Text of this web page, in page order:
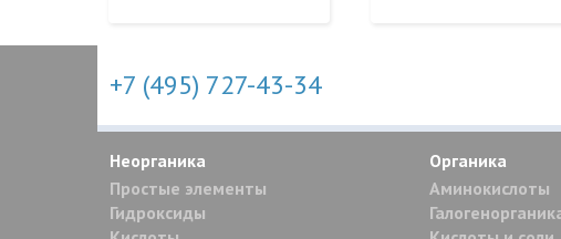
+7 (495) 727-43-34
Неорганика
Простые элементы
Гидроксиды
Органика
Аминокислоты